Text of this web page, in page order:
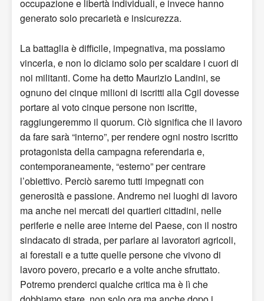
occupazione e libertà individuali, e invece hanno
generato solo precarietà e insicurezza.
La battaglia è difficile, impegnativa, ma possiamo
vincerla, e non lo diciamo solo per scaldare i cuori di
noi militanti. Come ha detto Maurizio Landini, se
ognuno dei cinque milioni di iscritti alla Cgil dovesse
portare al voto cinque persone non iscritte,
raggiungeremmo il quorum. Ciò significa che il lavoro
da fare sarà “interno”, per rendere ogni nostro iscritto
protagonista della campagna referendaria e,
contemporaneamente, “esterno” per centrare
l’obiettivo. Perciò saremo tutti impegnati con
generosità e passione. Andremo nei luoghi di lavoro
ma anche nei mercati dei quartieri cittadini, nelle
periferie e nelle aree interne del Paese, con il nostro
sindacato di strada, per parlare ai lavoratori agricoli,
ai forestali e a tutte quelle persone che vivono di
lavoro povero, precario e a volte anche sfruttato.
Potremo prenderci qualche critica ma è lì che